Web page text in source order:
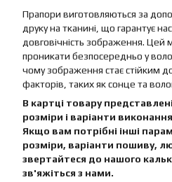
Прапори виготовляються за
друку на тканині, що гарантує
довговічність зображення. Цей
проникати безпосередньо у
чому зображення стає стійким
факторів, таких як сонце та
В картці товару
розміри і варіанти
Якщо вам потрібні інші
розміри, варіанти пошиву,
звертайтеся до нашого
зв'яжіться з нами.